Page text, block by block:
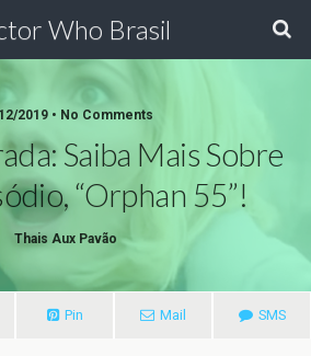
Who Brasil
2019 • No Comments
Saiba Mais Sobre
“Orphan 55”!
Thais Aux Pavão
Pin Mail SMS